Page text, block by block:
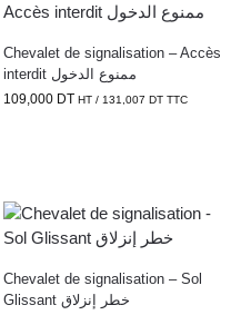
Chevalet de signalisation – Accès
interdit ممنوع الدخول
109,000 DT HT / 131,007 DT TTC
Chevalet de signalisation – Sol
Glissant خطر إنزلاق